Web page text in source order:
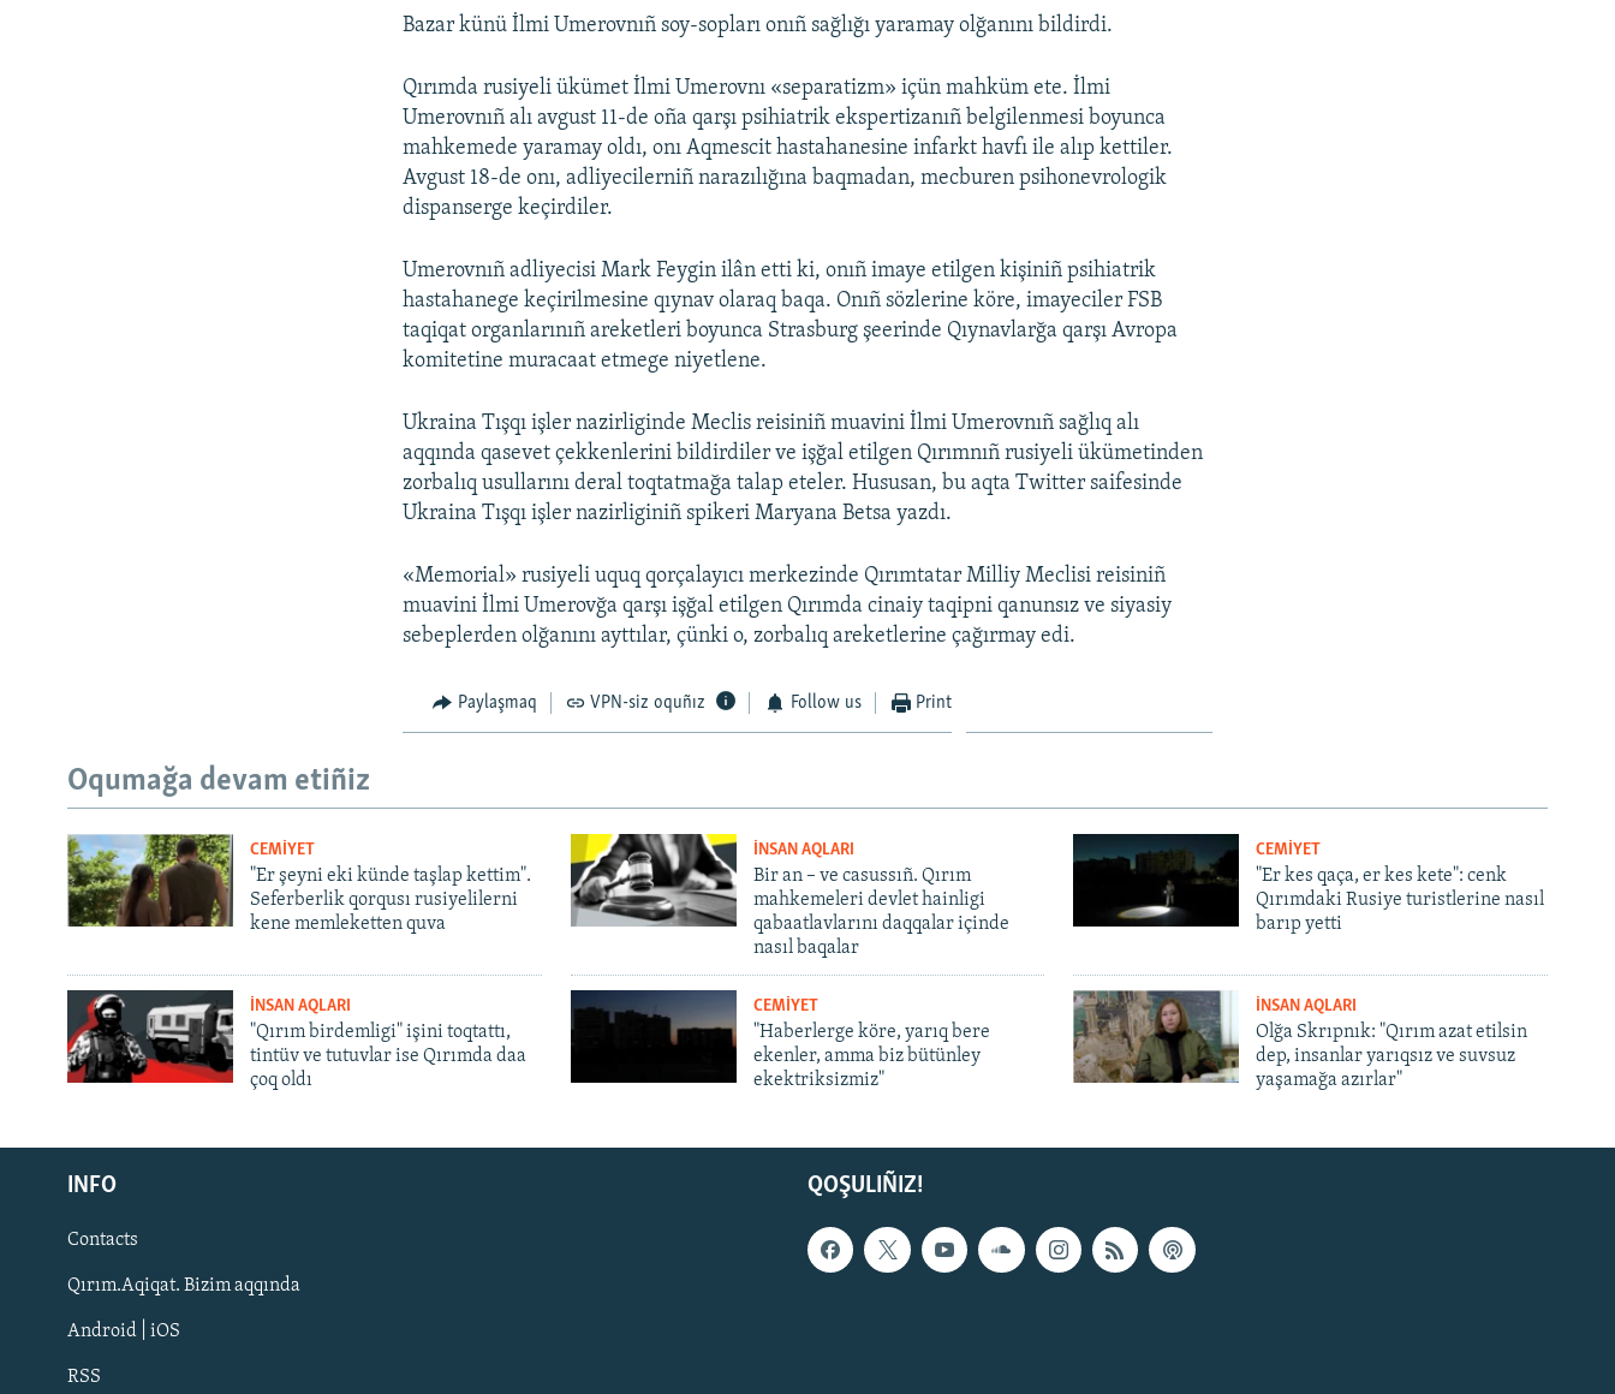
Русский
Українською
QOŞULIÑIZ!
Bazar künü İlmi Umerovnıñ soy-sopları onıñ sağlığı yaramay olğanını bildirdi.
Qırımda rusiyeli ükümet İlmi Umerovnı «separatizm» içün mahküm ete. İlmi
Umerovnıñ alı avgust 11-de oña qarşı psihiatrik ekspertizanıñ belgilenmesi boyunca
mahkemede yaramay oldı, onı Aqmescit hastahanesine infarkt havfı ile alıp kettiler.
Avgust 18-de onı, adliyecilerniñ narazılığına baqmadan, mecburen psihonevrologik
dispanserge keçirdiler.
Umerovnıñ adliyecisi Mark Feygin ilân etti ki, onıñ imaye etilgen kişiniñ psihiatrik
hastahanege keçirilmesine qıynav olaraq baqa. Onıñ sözlerine köre, imayeciler FSB
taqiqat organlarınıñ areketleri boyunca Strasburg şeerinde Qıynavlarğa qarşı Avropa
komitetine muracaat etmege niyetlene.
Ukraina Tışqı işler nazirliginde Meclis reisiniñ muavini İlmi Umerovnıñ sağlıq alı
aqqında qasevet çekkenlerini bildirdiler ve işğal etilgen Qırımnıñ rusiyeli ükümetinden
zorbalıq usullarını deral toqtatmağa talap eteler. Hususan, bu aqta Twitter saifesinde
Ukraina Tışqı işler nazirliginiñ spikeri Maryana Betsa yazdı.
«Memorial» rusiyeli uquq qorçalayıcı merkezinde Qırımtatar Milliy Meclisi reisiniñ
muavini İlmi Umerovğa qarşı işğal etilgen Qırımda cinaiy taqipni qanunsız ve siyasiy
sebeplerden olğanını ayttılar, çünki o, zorbalıq areketlerine çağırmay edi.
Paylaşmaq VPN-siz oquñız Follow us Print
Oqumağa devam etiñiz
CEMİYET
"Er şeyni eki künde taşlap kettim".
Seferberlik qorqusı rusiyelilerni
kene memleketten quva
İNSAN AQLARI
Bir an – ve casussıñ. Qırım
mahkemeleri devlet hainligi
qabaatlavlarını daqqalar içinde
nasıl baqalar
CEMİYET
"Er kes qaça, er kes kete": cenk
Qırımdaki Rusiye turistlerine nasıl
barıp yetti
İNSAN AQLARI
"Qırım birdemligi" işini toqtattı,
tintüv ve tutuvlar ise Qırımda daa
çoq oldı
CEMİYET
"Haberlerge köre, yarıq bere
ekenler, amma biz bütünley
ekektriksizmiz"
İNSAN AQLARI
Olğa Skrıpnık: "Qırım azat etilsin
dep, insanlar yarıqsız ve suvsuz
yaşamağa azırlar"
QOŞULIÑIZ!
INFO
Contacts
Qırım.Aqiqat. Bizim aqqında
Android | iOS
RSS